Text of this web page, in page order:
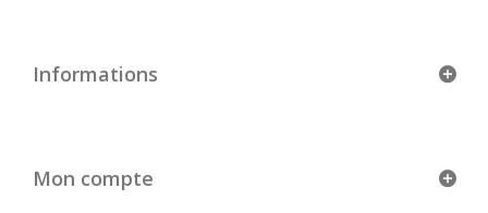
Informations
Mon compte